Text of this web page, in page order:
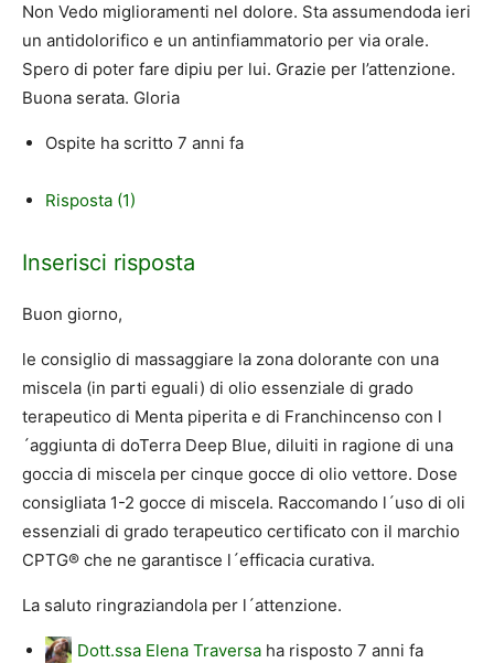
Non Vedo miglioramenti nel dolore. Sta assumendoda ieri
un antidolorifico e un antinfiammatorio per via orale.
Spero di poter fare dipiu per lui. Grazie per l’attenzione.
Buona serata. Gloria
Ospite ha scritto 7 anni fa
Risposta (1)
Inserisci risposta
Buon giorno,
le consiglio di massaggiare la zona dolorante con una
miscela (in parti eguali) di olio essenziale di grado
terapeutico di Menta piperita e di Franchincenso con l
´aggiunta di doTerra Deep Blue, diluiti in ragione di una
goccia di miscela per cinque gocce di olio vettore. Dose
consigliata 1-2 gocce di miscela. Raccomando l´uso di oli
essenziali di grado terapeutico certificato con il marchio
CPTG® che ne garantisce l´efficacia curativa.
La saluto ringraziandola per l´attenzione.
Dott.ssa Elena Traversa ha risposto 7 anni fa